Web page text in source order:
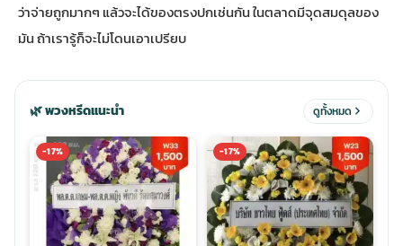
ดอกไม้งานศพ ส่งด่วน
ดอกไม้งานศพ ปากคลองตลาด
ร้านดอกไม้งานศพ ใกล้ฉัน
ดอกไม้งานศพ ราคาถูก
พวงหรีดดอกไม้สด
สั่งพวงหรีด ออนไลน์
ส่งพวงหรีด ด่วน กรุงเทพ
ร้านพวงหรีด กรุงเทพ ส่งฟรี
ม้หน้าเมรุ
มรุ ออนไลน์
มรุ ส่งด่วน
น้าเมรุ กรุงเทพ
ว่าจ่ายถูกมากๆ แล้วจะได้ของตรงปกเช่นกัน ในตลาดมีจุดสมดุลของ
มัน ถ้าเรารู้ก็จะไม่โดนเอาเปรียบ
🌿 พวงหรีดแนะนำ ดูทั้งหมด
-17% -17%